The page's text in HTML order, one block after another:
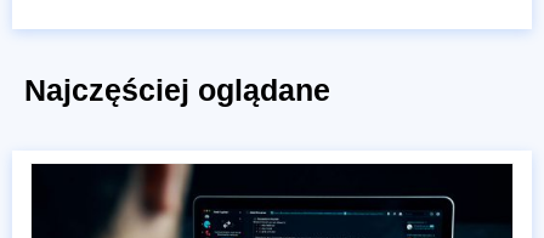
Najczęściej oglądane